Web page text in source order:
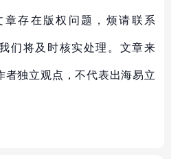
存在版权问题，烦请联系
们将及时核实处理。文章来
者独立观点，不代表出海易立